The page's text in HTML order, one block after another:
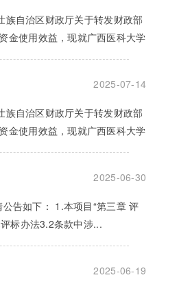
自治区财政厅关于转发财政部
金使用效益，现就广西医科大学
2025-07-14
自治区财政厅关于转发财政部
金使用效益，现就广西医科大学
2025-06-30
告如下： 1.本项目“第三章 评
标办法3.2条款中涉...
2025-06-19